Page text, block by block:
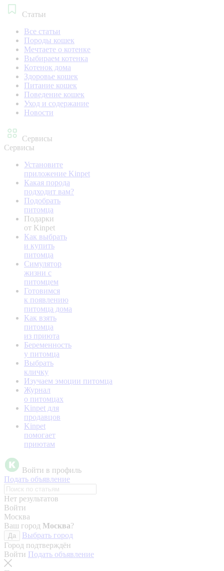
Статьи
Все статьи
Породы кошек
Мечтаете о котенке
Выбираем котенка
Котенок дома
Здоровье кошек
Питание кошек
Поведение кошек
Уход и содержание
Новости
Сервисы
Сервисы
Установите
приложение Kinpet
Какая порода
подходит вам?
Подобрать
питомца
Подарки
от Kinpet
Как выбрать
и купить
питомца
Симулятор
жизни с
питомцем
Готовимся
к появлению
питомца дома
Как взять
питомца
из приюта
Беременность
у питомца
Выбрать
кличку
Изучаем эмоции питомца
Журнал
о питомцах
Kinpet для
продавцов
Kinpet
помогает
приютам
Войти в профиль
Подать объявление
Нет результатов
Войти
Москва
Ваш город Москва?
Да
Выбрать город
Город подтверждён
Войти Подать объявление